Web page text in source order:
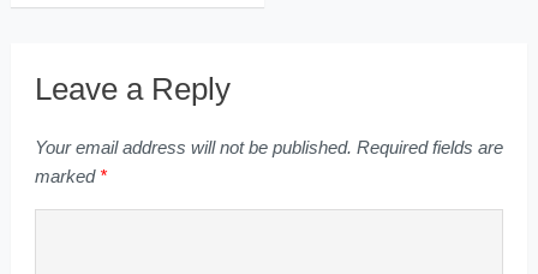
Leave a Reply
Your email address will not be published. Required fields are
marked *